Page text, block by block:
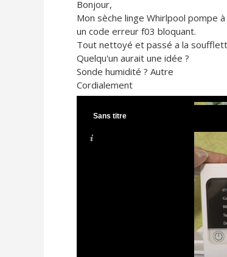
Bonjour,
Mon sèche linge Whirlpool pompe
un code erreur f03 bloquant.
Tout nettoyé et passé a la
Quelqu'un aurait une idée ?
Sonde humidité ? Autre
Cordialement
Sans titre